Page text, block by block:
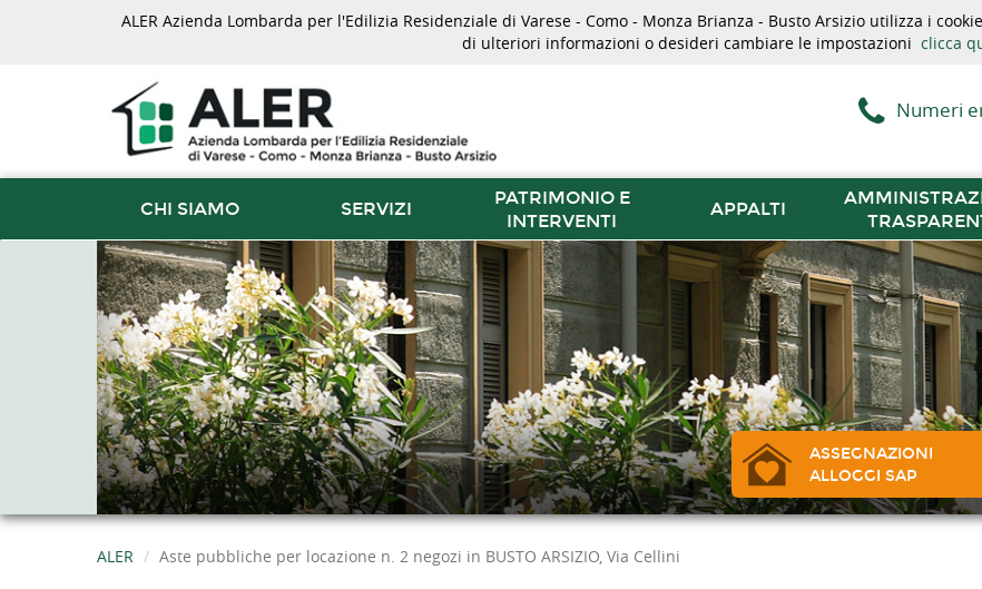
ALER Azienda Lombarda per l'Edilizia Residenziale di Varese - Como - Monza Brianza - Busto Arsizio utilizza i
di ulteriori informazioni o desideri cambiare le impostazioni clicca
Numeri
CHI SIAMO SERVIZI
PATRIMONIO E
INTERVENTI
APPALTI
ASSEGNAZIONI
ALLOGGI SAP
ALER Aste pubbliche per locazione n. 2 negozi in BUSTO ARSIZIO, Via Cellini